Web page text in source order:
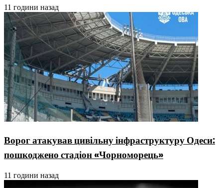
11 години назад
Ворог атакував цивільну інфраструктуру Одеси:
пошкоджено стадіон «Чорноморець»
11 години назад